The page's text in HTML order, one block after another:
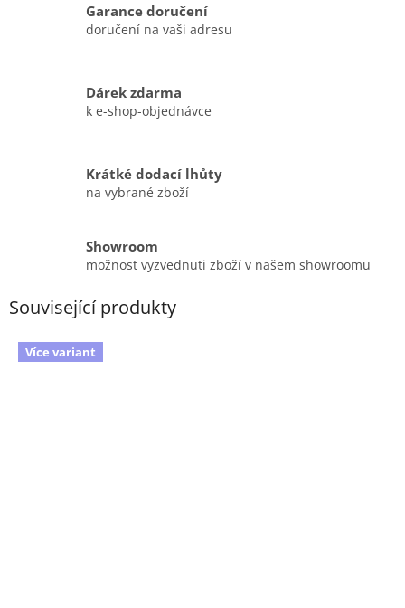
Garance doručení
doručení na vaši adresu
Dárek zdarma
k e-shop-objednávce
Krátké dodací lhůty
na vybrané zboží
Showroom
možnost vyzvednuti zboží v našem showroomu
Související produkty
Více variant